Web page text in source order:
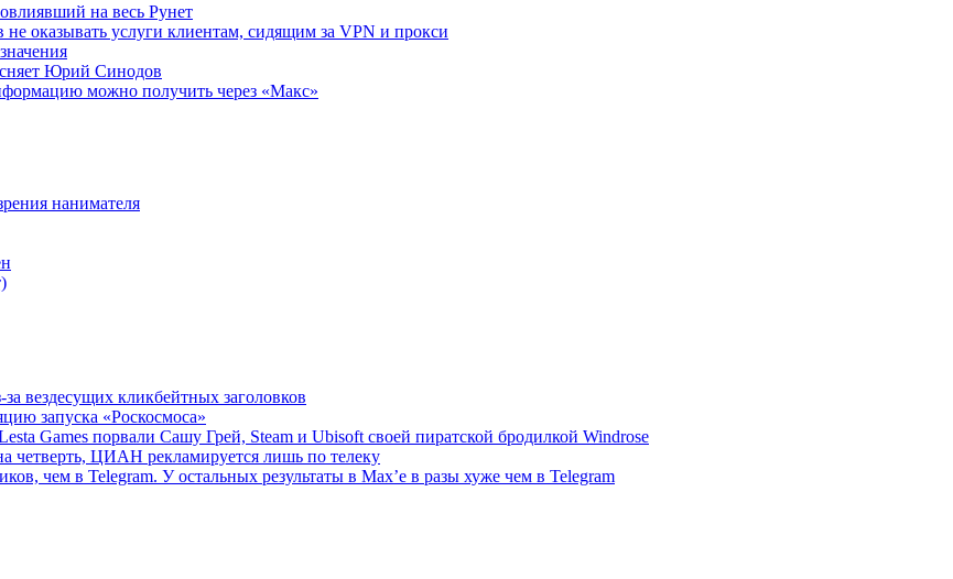
на весь Рунет
оказывать услуги клиентам, сидящим за VPN и прокси
Юрий Синодов
можно получить через «Макс»
нанимателя
вездесущих кликбейтных заголовков
запуска «Роскосмоса»
Games порвали Сашу Грей, Steam и Ubisoft своей пиратской бродилкой Windrose
четверть, ЦИАН рекламируется лишь по телеку
чем в Telegram. У остальных результаты в Max’е в разы хуже чем в Telegram